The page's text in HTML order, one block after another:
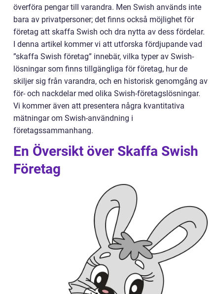
överföra pengar till varandra. Men Swish används inte
bara av privatpersoner; det finns också möjlighet för
företag att skaffa Swish och dra nytta av dess fördelar.
I denna artikel kommer vi att utforska fördjupande vad
”skaffa Swish företag” innebär, vilka typer av Swish-
lösningar som finns tillgängliga för företag, hur de
skiljer sig från varandra, och en historisk genomgång av
för- och nackdelar med olika Swish-företagslösningar.
Vi kommer även att presentera några kvantitativa
mätningar om Swish-användning i
företagssammanhang.
En Översikt över Skaffa Swish
Företag